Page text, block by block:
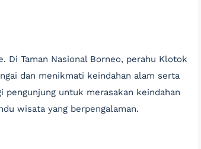
Taman Nasional Borneo, perahu Klotok
dan menikmati keindahan alam serta
untuk merasakan keindahan
wisata yang berpengalaman.